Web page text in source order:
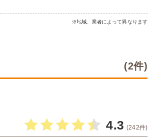
※地域、業者によって異なります
(2件)
4.3 (242件)